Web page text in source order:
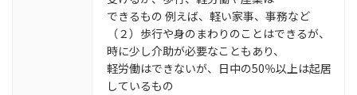
できるもの 例えば、軽い家事、事務など
（２）歩行や身のまわりのことはできるが、
時に少し介助が必要なこともあり、
軽労働はできないが、日中の50％以上は起居
しているもの